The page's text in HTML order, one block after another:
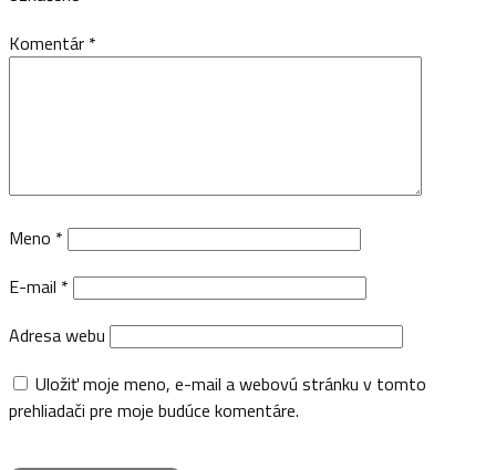
Komentár *
Meno *
E-mail *
Adresa webu
Uložiť moje meno, e-mail a webovú stránku v tomto
prehliadači pre moje budúce komentáre.